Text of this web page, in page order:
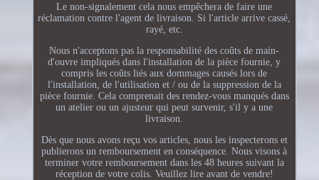
Le non-signalement cela nous empêchera de faire une
réclamation contre l'agent de livraison. Si l'article arrive cassé,
rayé, etc.
Nous n'acceptons pas la responsabilité des coûts de main-
d'ouvre impliqués dans l'installation de la pièce fournie, y
compris les coûts liés aux dommages causés lors de
l'installation, de l'utilisation et / ou de la suppression de la
pièce fournie. Cela comprenait des rendez-vous manqués dans
un atelier ou un ajusteur qui peut survenir, s'il y a une
livraison.
Dès que nous avons reçu vos articles, nous les inspecterons et
publierons un remboursement en conséquence. Nous visons à
terminer votre remboursement dans les 48 heures suivant la
réception de votre colis. Veuillez lire avant de vendre!